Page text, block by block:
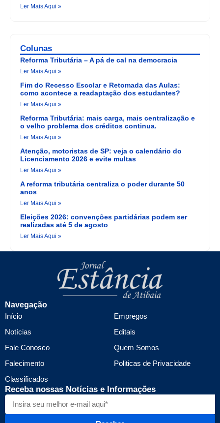
Ler Mais Aqui »
Colunas
Reforma Tributária – A pá de cal na democracia
Ler Mais Aqui »
Fim do Recesso Escolar e Retomada das Aulas:
como acontece a readaptação dos estudantes?
Ler Mais Aqui »
Reforma Tributária: mais carga, mais centralização e
o velho problema dos créditos continua.
Ler Mais Aqui »
Atenção, motoristas de SP: veja o calendário do
Licenciamento 2026 e evite multas
Ler Mais Aqui »
A reforma tributária centraliza o poder durante 50
anos
Ler Mais Aqui »
Eleições 2026: convenções partidárias podem ser
realizadas até 5 de agosto
Ler Mais Aqui »
Navegação
Início
Notícias
Fale Conosco
Falecimento
Classificados
Empregos
Editais
Quem Somos
Politicas de Privacidade
Receba nossas Notícias e Informações